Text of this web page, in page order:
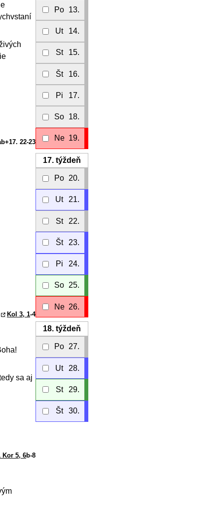
22-23
Kol 3, 1-4
sa aj
Kor 5, 6b-8
Po 13.
Ut 14.
St 15.
Št 16.
Pi 17.
So 18.
Ne 19.
17.týždeň
Po 20.
Ut 21.
St 22.
Št 23.
Pi 24.
So 25.
Ne 26.
18.týždeň
Po 27.
Ut 28.
St 29.
Št 30.